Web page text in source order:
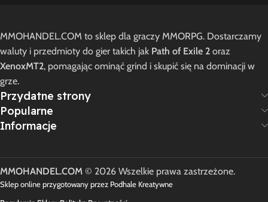
MMOHANDEL.COM to sklep dla graczy MMORPG. Dostarczamy
waluty i przedmioty do gier takich jak Path of Exile 2 oraz
XenoxMT2, pomagając ominąć grind i skupić się na dominacji w
grze.
Przydatne strony
Popularne
Informacje
MMOHANDEL.COM © 2026 Wszelkie prawa zastrzeżone.
Sklep online przygotowany przez Podhale Kreatywne